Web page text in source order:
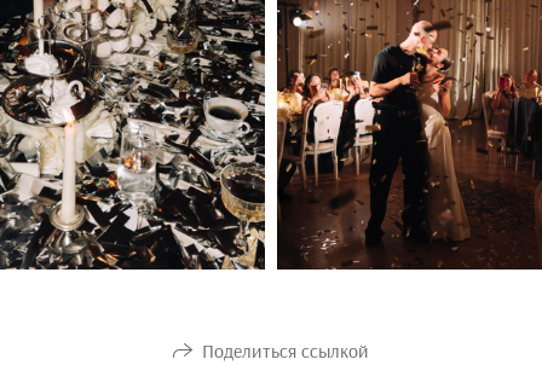
Поделиться ссылкой